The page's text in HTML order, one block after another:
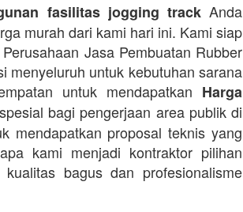
fasilitas jogging trackAnda
murah dari kami hari ini. Kami siap
Jasa Pembuatan Rubber
menyeluruh untuk kebutuhan sarana
untuk mendapatkan Harga
bagi pengerjaan area publik di
mendapatkan proposal teknis yang
kami menjadi kontraktor pilihan
bagus dan profesionalisme